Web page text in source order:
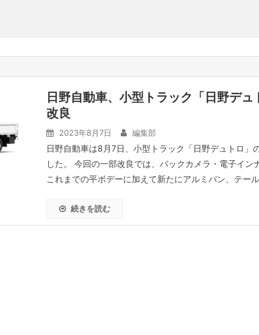
日野自動車、小型トラック「日野デ
改良
2023年8月7日 編集部
日野自動車は8月7日、小型トラック「日野デュトロ」
した。 今回の一部改良では、バックカメラ・電子イン
これまでの平ボデーに加えて新たにアルミバン、テー
続きを読む